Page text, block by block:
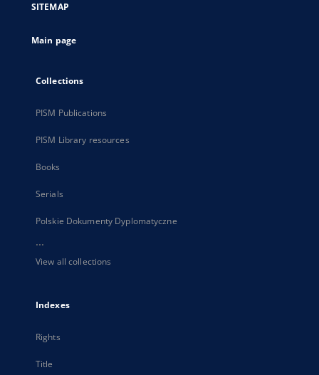
new
SITEMAP
Main page
Collections
PISM Publications
PISM Library resources
Books
Serials
Polskie Dokumenty Dyplomatyczne
...
View all collections
Indexes
Rights
Title